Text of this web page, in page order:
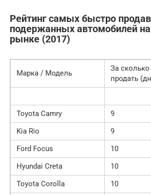
Рейтинг самых быстро
подержанных автомобилей
рынке (2017)
Марка / Модель
За
продать
Toyota Camry
9
Kia Rio
9
Ford Focus
10
Hyundai Creta
10
Toyota Corolla
10